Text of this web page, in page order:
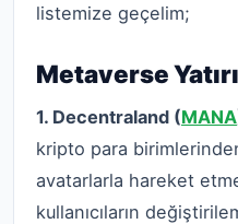
listemize geçelim;
Metaverse
1. Decentraland (MANA
kripto para
avatarlarla hareket
kullanıcıların